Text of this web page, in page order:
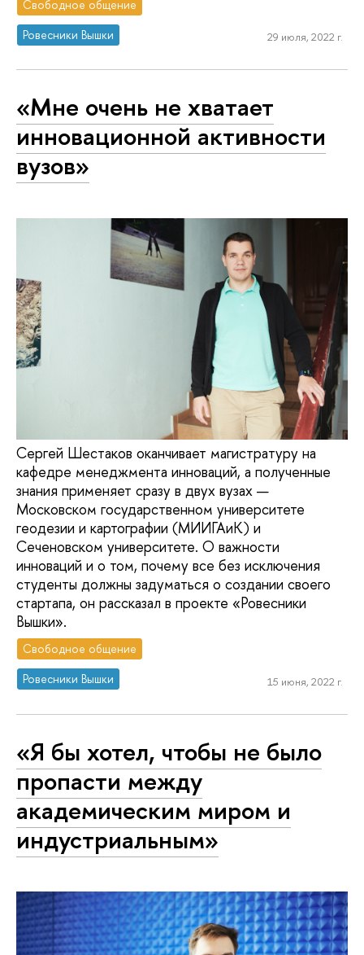
Свободное общение
Ровесники Вышки
29 июля, 2022 г.
«Мне очень не хватает
инновационной активности
вузов»
Сергей Шестаков оканчивает магистратуру на
кафедре менеджмента инноваций, а полученные
знания применяет сразу в двух вузах —
Московском государственном университете
геодезии и картографии (МИИГАиК) и
Сеченовском университете. О важности
инноваций и о том, почему все без исключения
студенты должны задуматься о создании своего
стартапа, он рассказал в проекте «Ровесники
Вышки».
Свободное общение
Ровесники Вышки
15 июня, 2022 г.
«Я бы хотел, чтобы не было
пропасти между
академическим миром и
индустриальным»